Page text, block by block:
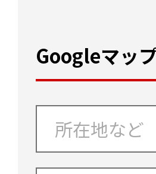
Googleマッ